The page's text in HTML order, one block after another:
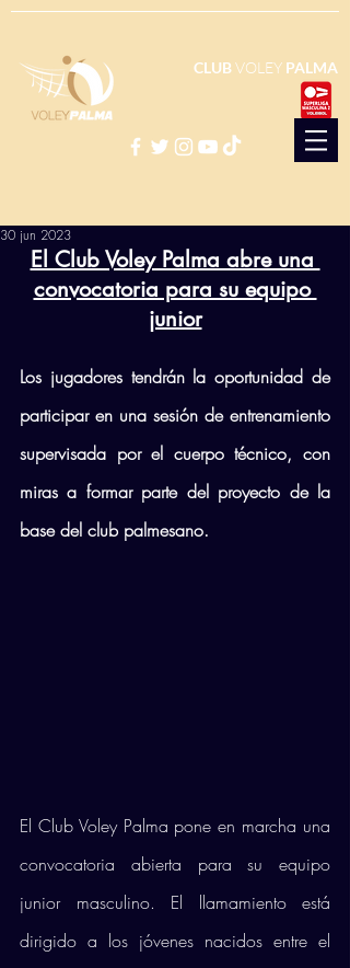
CLUBVOLEY PALMA
30 jun 2023
El Club Voley Palma abre una
convocatoria para su equipo
junior
Los jugadores tendrán la oportunidad de
participar en una sesión de entrenamiento
supervisada por el cuerpo técnico, con
miras a formar parte del proyecto de la
base del club palmesano.
El Club Voley Palma pone en marcha una
convocatoria abierta para su equipo
junior masculino. El llamamiento está
dirigido a los jóvenes nacidos entre el